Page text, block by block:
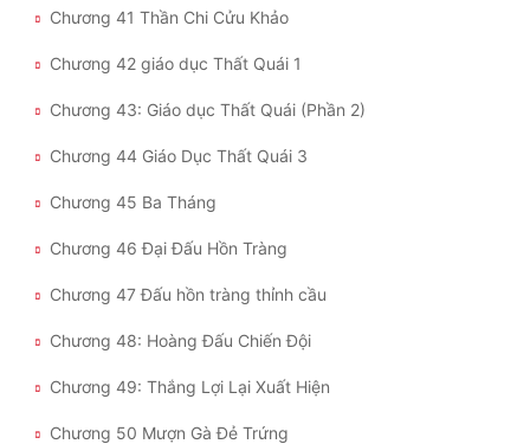
Cẩu Đạo Trường Sinh
Ngự Thú
Truyện Nam
Truyện Nữ
Xây Dựng Thế Lực
Chương 41 Thần Chi Cửu Khảo
Chương 42 giáo dục Thất Quái 1
Chương 43: Giáo dục Thất Quái (Phần 2)
Chương 44 Giáo Dục Thất Quái 3
Chương 45 Ba Tháng
Chương 46 Đại Đấu Hồn Tràng
Chương 47 Đấu hồn tràng thỉnh cầu
Chương 48: Hoàng Đấu Chiến Đội
Chương 49: Thắng Lợi Lại Xuất Hiện
Chương 50 Mượn Gà Đẻ Trứng